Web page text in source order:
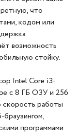
что
кодом или
возможность
стойку.
Intel Core i3-
с 8 ГБ ОЗУ и 256
скорость работы
программами